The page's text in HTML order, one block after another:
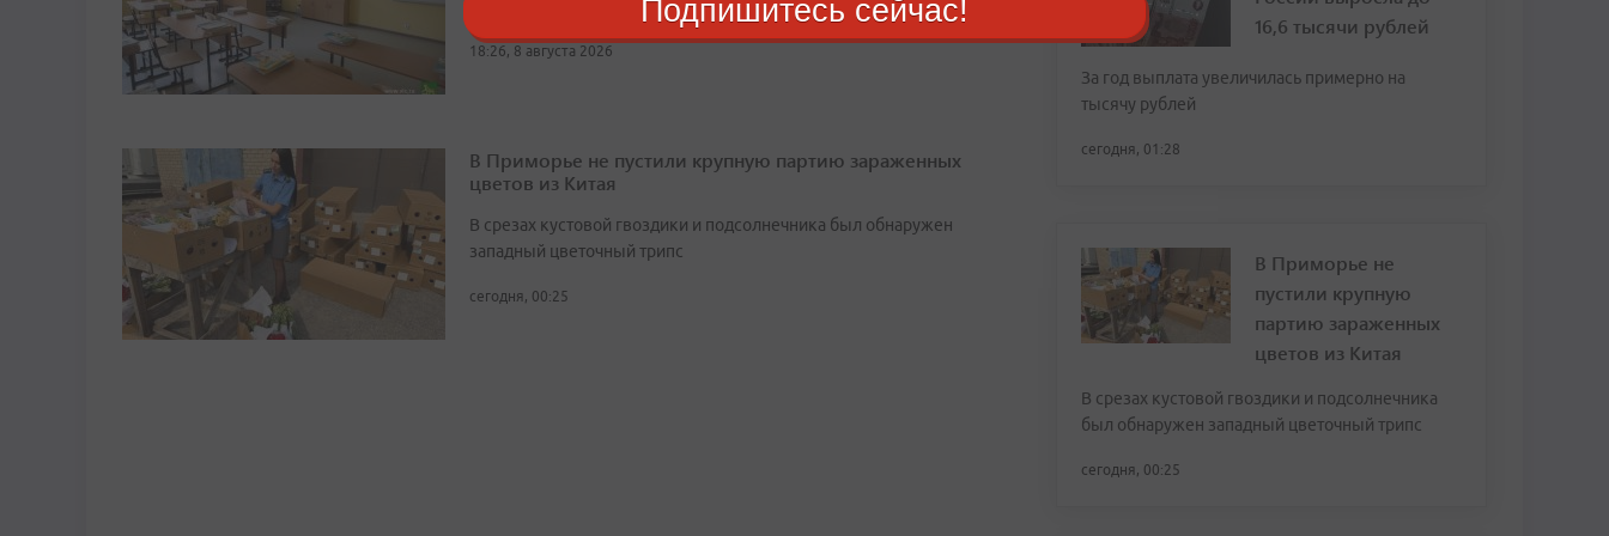
сентября для всех школьников
18:26, 8 августа 2026
В Приморье не пустили крупную партию зараженных
цветов из Китая
В срезах кустовой гвоздики и подсолнечника был обнаружен
западный цветочный трипс
сегодня, 00:25
16,6 тысячи рублей
За год выплата увеличилась примерно на
тысячу рублей
сегодня, 01:28
В Приморье не
пустили крупную
партию зараженных
цветов из Китая
В срезах кустовой гвоздики и подсолнечника
был обнаружен западный цветочный трипс
сегодня, 00:25
Подпишитесь сейчас!